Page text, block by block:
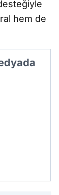
desteğiyle
hem de